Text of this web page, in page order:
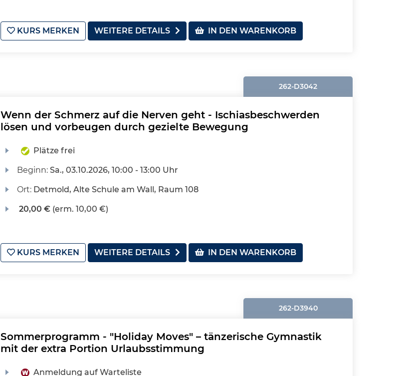
KURS MERKEN WEITERE DETAILS IN DEN WARENKORB
262-D3042
Wenn der Schmerz auf die Nerven geht - Ischiasbeschwerden
lösen und vorbeugen durch gezielte Bewegung
Plätze frei
Beginn: Sa., 03.10.2026, 10:00 - 13:00 Uhr
Ort: Detmold, Alte Schule am Wall, Raum 108
20,00 €(erm. 10,00 €)
KURS MERKEN WEITERE DETAILS IN DEN WARENKORB
262-D3940
Sommerprogramm - "Holiday Moves" – tänzerische Gymnastik
mit der extra Portion Urlaubsstimmung
Anmeldung auf Warteliste